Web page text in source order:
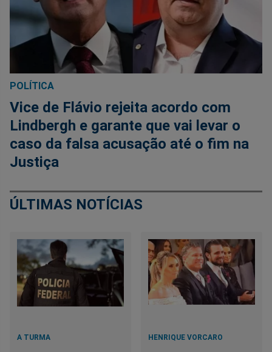
POLÍTICA
Vice de Flávio rejeita acordo com
Lindbergh e garante que vai levar o
caso da falsa acusação até o fim na
Justiça
ÚLTIMAS NOTÍCIAS
A TURMA HENRIQUE VORCARO